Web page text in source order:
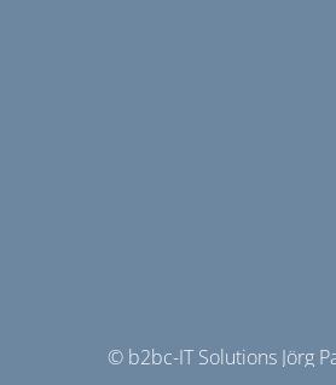
© b2bc-IT Solutions Jörg